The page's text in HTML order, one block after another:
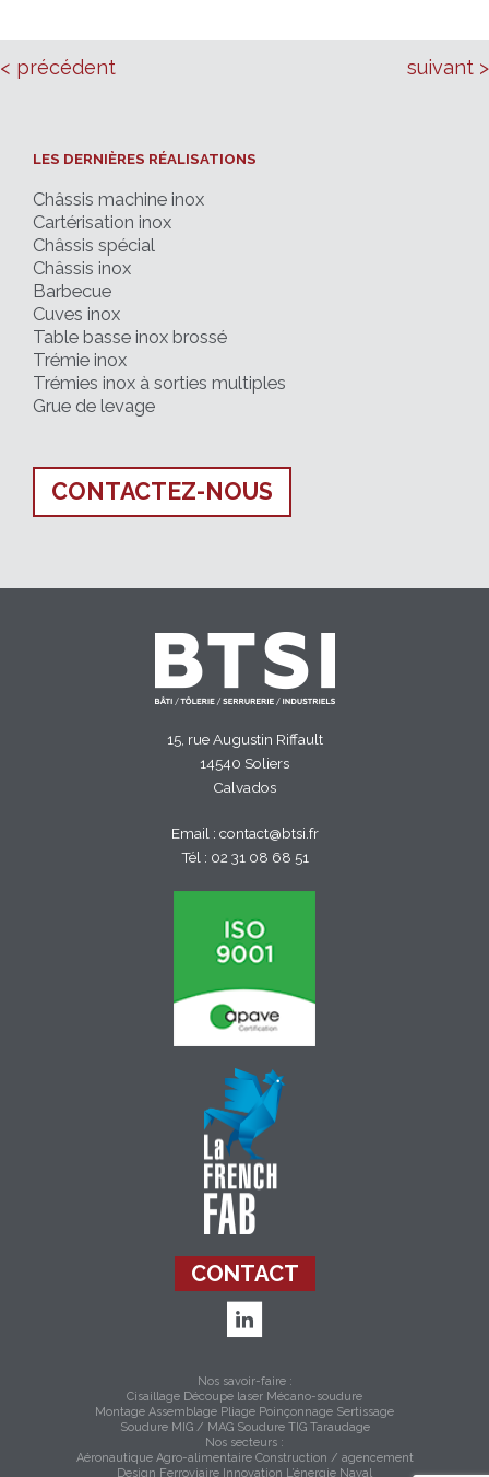
< précédent suivant >
LES DERNIÈRES RÉALISATIONS
Châssis machine inox
Cartérisation inox
Châssis spécial
Châssis inox
Barbecue
Cuves inox
Table basse inox brossé
Trémie inox
Trémies inox à sorties multiples
Grue de levage
CONTACTEZ-NOUS
15, rue Augustin Riffault
14540 Soliers
Calvados
Email : contact@btsi.fr
Tél : 02 31 08 68 51
CONTACT
Nos savoir-faire :
Cisaillage Découpe laser Mécano-soudure
Montage Assemblage Pliage Poinçonnage Sertissage
Soudure MIG / MAG Soudure TIG Taraudage
Nos secteurs :
Aéronautique Agro-alimentaire Construction / agencement
Design Ferroviaire Innovation L’énergie Naval